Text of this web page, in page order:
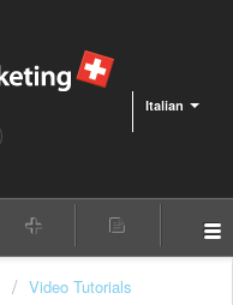
Italian
Video Tutorials